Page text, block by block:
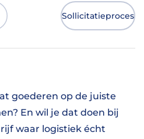
Sollicitatieproces
goederen op de juiste
En wil je dat doen bij
waar logistiek écht